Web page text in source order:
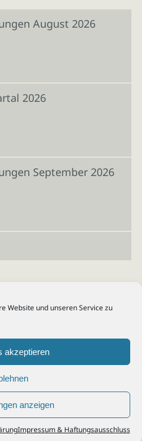
Website und unseren Service zu
akzeptieren
anzeigen
Impressum & Haftungsausschluss
August 2026
2026
September 2026
Poll, Porz, Deutz, Mülheim,